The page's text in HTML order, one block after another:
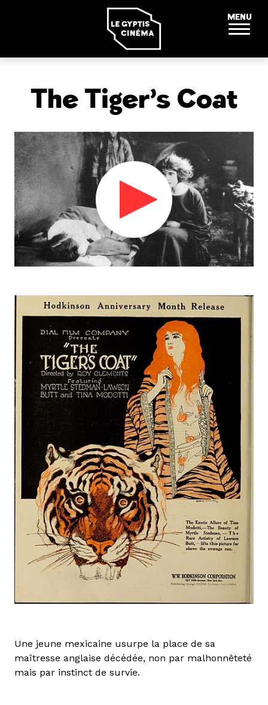
MENU
The Tiger’s Coat
Une jeune mexicaine usurpe la place de sa
maîtresse anglaise décédée, non par malhonnêteté
mais par instinct de survie.
Panneau de gestion des cookies